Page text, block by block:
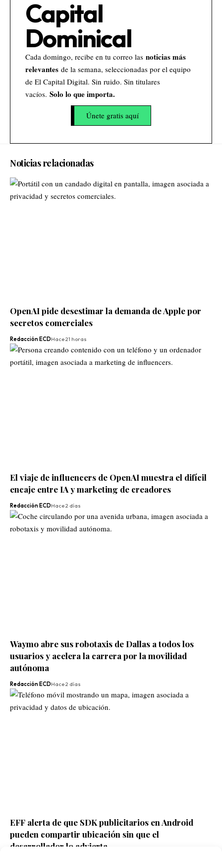
Capital
Dominical
Cada domingo, recibe en tu correo las noticias más
relevantes de la semana, seleccionadas por el equipo
de El Capital Digital. Sin ruido. Sin titulares
vacíos. Solo lo que importa.
Únete gratis aquí
Noticias relacionadas
OpenAI pide desestimar la demanda de Apple por
secretos comerciales
Redacción ECDHace 21 horas
El viaje de influencers de OpenAI muestra el difícil
encaje entre IA y marketing de creadores
Redacción ECDHace 2 días
Waymo abre sus robotaxis de Dallas a todos los
usuarios y acelera la carrera por la movilidad
autónoma
Redacción ECDHace 2 días
EFF alerta de que SDK publicitarios en Android
pueden compartir ubicación sin que el
desarrollador lo advierta